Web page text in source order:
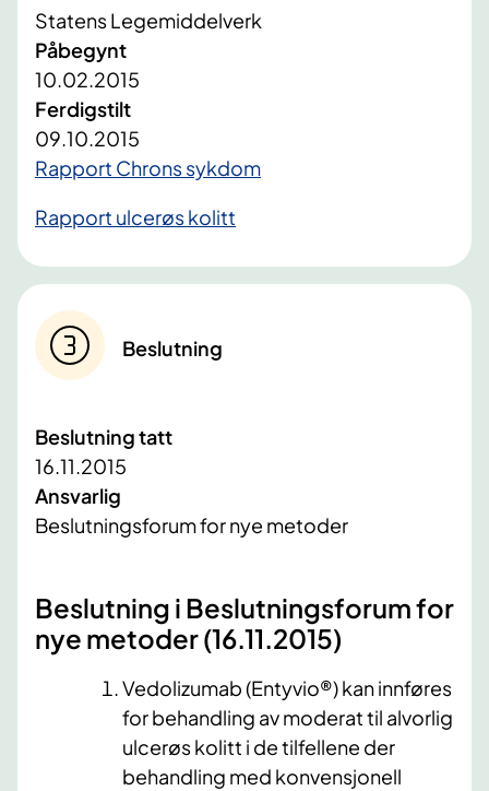
Statens Legemiddelverk
Påbegynt
10.02.2015
Ferdigstilt
09.10.2015
​Rapport Chrons sykdom
Rapport ulcerøs kolitt
Beslutning
Beslutning tatt
16.11.2015
Ansvarlig
Beslutningsforum for nye metoder
Beslutning i Beslutningsforum for
nye metoder (16.11.2015)
Vedolizumab (Entyvio®) kan innføres
for behandling av moderat til alvorlig
ulcerøs kolitt i de tilfellene der
behandling med konvensjonell